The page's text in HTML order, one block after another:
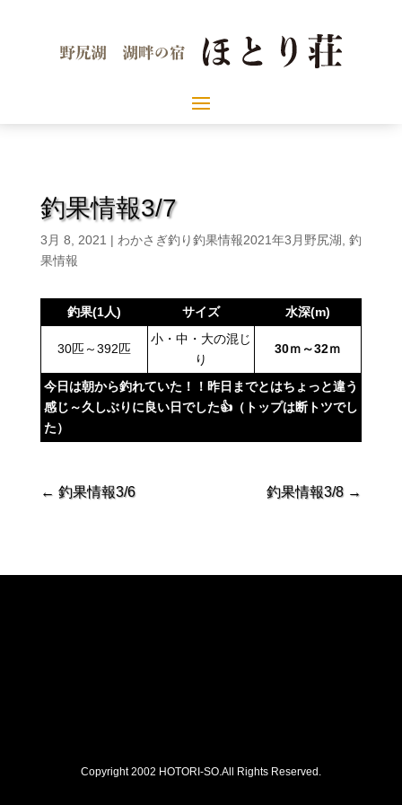
釣果情報3/7
3月 8, 2021 | わかさぎ釣り釣果情報2021年3月野尻湖 釣
果情報
釣果(1人) サイズ 水深(m)
30匹～392匹
小・中・大の混じ
り
30ｍ～32ｍ
今日は朝から釣れていた！！昨日までとはちょっと違う
感じ～久しぶりに良い日でした👍（トップは断トツでし
た）
← 釣果情報3/6 釣果情報3/8 →
Copyright 2002 HOTORI-SO.All Rights Reserved.